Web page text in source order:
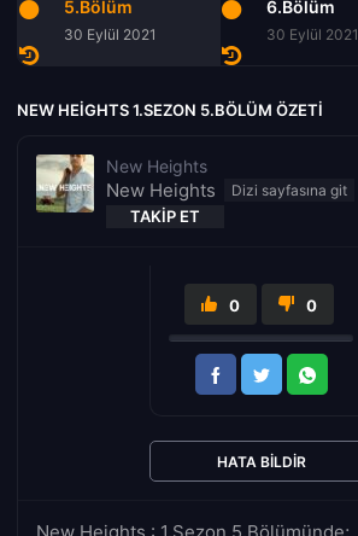
5.Bölüm
30 Eylül 2021
6.Bölüm
30 Eylül 2021
NEW HEIGHTS 1.SEZON 5.BÖLÜM ÖZETI
New Heights
New Heights
TAKIP ET
0 0
HATA BILDIR